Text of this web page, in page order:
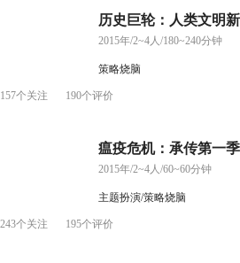
历史巨轮：人类文明
2015年/2~4人/180~240分钟
策略烧脑
157个关注 190个评价
瘟疫危机：承传第一
2015年/2~4人/60~60分钟
主题扮演/策略烧脑
243个关注 195个评价